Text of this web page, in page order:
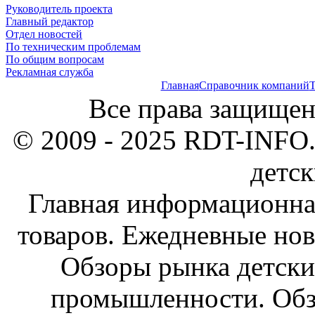
Руководитель проекта
Главный редактор
Отдел новостей
По техническим проблемам
По общим вопросам
Рекламная служба
ГлавнаяСправочник компаний
Все права
© 2009 - 2025 RDT-
Главная
товаров. Ежедневные
Обзоры рынка
промышленности.